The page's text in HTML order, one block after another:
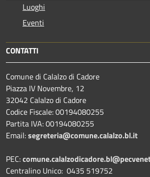
Luoghi
Eventi
CONTATTI
Comune di Calalzo di Cadore
Piazza IV Novembre, 12
32042 Calalzo di Cadore
Codice Fiscale: 00194080255
Partita IVA: 00194080255
Email:segreteria@comune.calalzo.bl.it
PEC:
Centralino Unico: 0435 519752